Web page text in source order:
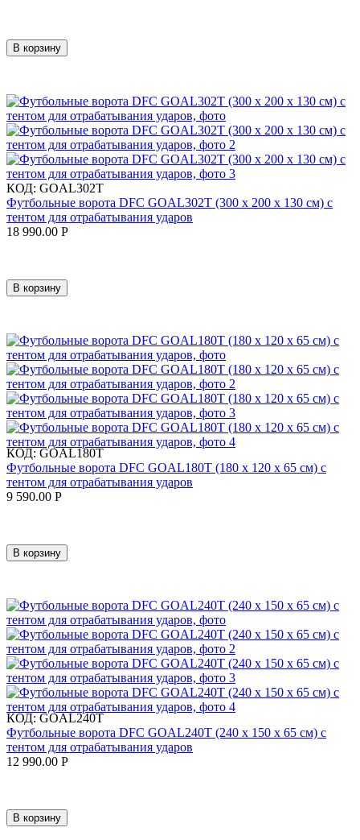
В корзину
КОД: GOAL302T
Футбольные ворота DFC GOAL302T (300 х 200 х 130 см) с
тентом для отрабатывания ударов
18 990.00 Р
В корзину
КОД: GOAL180T
Футбольные ворота DFC GOAL180T (180 х 120 х 65 см) с
тентом для отрабатывания ударов
9 590.00 Р
В корзину
КОД: GOAL240T
Футбольные ворота DFC GOAL240T (240 х 150 х 65 см) с
тентом для отрабатывания ударов
12 990.00 Р
В корзину